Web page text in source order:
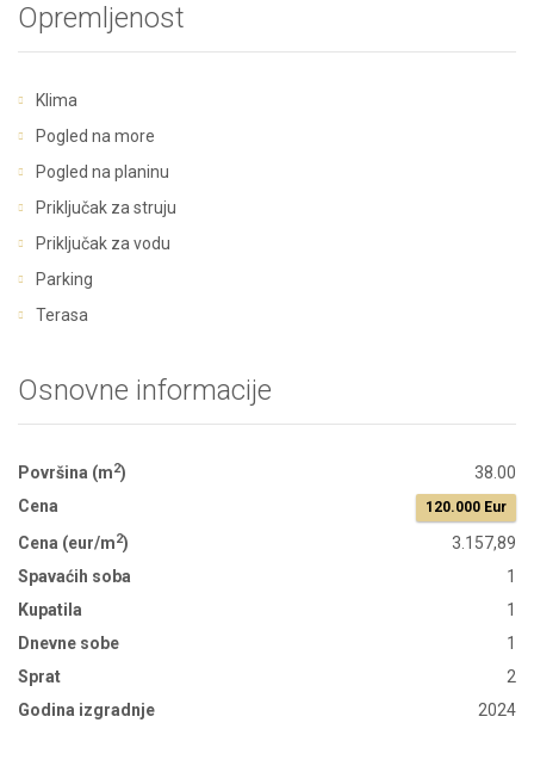
Opremljenost
Klima
Pogled na more
Pogled na planinu
Priključak za struju
Priključak za vodu
Parking
Terasa
Osnovne informacije
Površina (m2)
38.00
Cena
120.000 Eur
Cena (eur/m2)
3.157,89
Spavaćih soba
1
Kupatila
1
Dnevne sobe
1
Sprat
2
Godina izgradnje
2024